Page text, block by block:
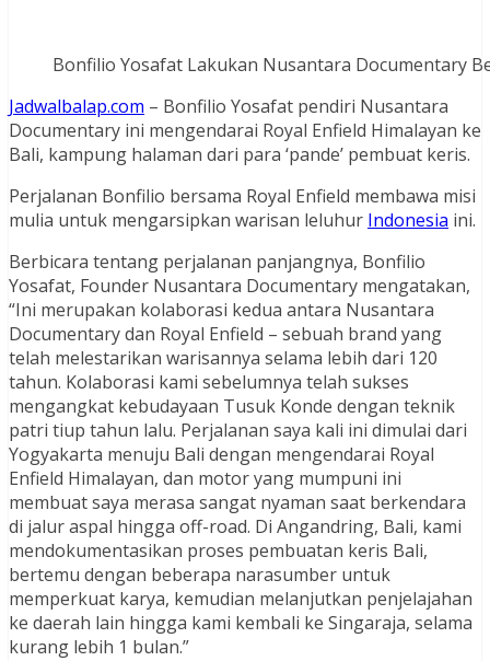
Bonfilio Yosafat Lakukan Nusantara Documentary
Jadwalbalap.com – Bonfilio Yosafat pendiri Nusantara
Documentary ini mengendarai Royal Enfield Himalayan ke
Bali, kampung halaman dari para ‘pande’ pembuat keris.
Perjalanan Bonfilio bersama Royal Enfield membawa misi
mulia untuk mengarsipkan warisan leluhur Indonesia ini.
Berbicara tentang perjalanan panjangnya, Bonfilio
Yosafat, Founder Nusantara Documentary mengatakan,
“Ini merupakan kolaborasi kedua antara Nusantara
Documentary dan Royal Enfield – sebuah brand yang
telah melestarikan warisannya selama lebih dari 120
tahun. Kolaborasi kami sebelumnya telah sukses
mengangkat kebudayaan Tusuk Konde dengan teknik
patri tiup tahun lalu. Perjalanan saya kali ini dimulai dari
Yogyakarta menuju Bali dengan mengendarai Royal
Enfield Himalayan, dan motor yang mumpuni ini
membuat saya merasa sangat nyaman saat berkendara
di jalur aspal hingga off-road. Di Angandring, Bali, kami
mendokumentasikan proses pembuatan keris Bali,
bertemu dengan beberapa narasumber untuk
memperkuat karya, kemudian melanjutkan penjelajahan
ke daerah lain hingga kami kembali ke Singaraja, selama
kurang lebih 1 bulan.”